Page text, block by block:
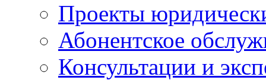
Проекты
Абонентское
Консультации и